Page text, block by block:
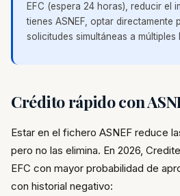
EFC (espera 24 horas), reducir el
tienes ASNEF, optar directamente
solicitudes simultáneas a múltiples
Crédito rápido con
Estar en el fichero ASNEF reduce
pero no las elimina. En 2026,
EFC con mayor probabilidad de
con historial negativo: